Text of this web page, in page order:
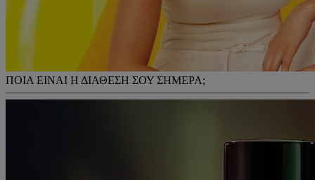
ΠΟΙΑ ΕΙΝΑΙ Η ΔΙΑΘΕΣΗ ΣΟΥ ΣΗΜΕΡΑ;